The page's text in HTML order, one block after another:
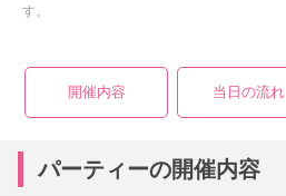
す。
開催内容 当日の流れ
パーティーの開催内容